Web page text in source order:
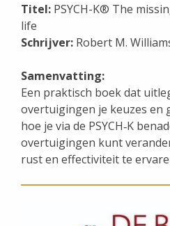
Titel: PSYCH-K® The
life
Schrijver: Robert M.
Samenvatting:
Een praktisch boek dat
overtuigingen je keuzes en
hoe je via de PSYCH‑K
overtuigingen kunt
rust en effectiviteit te